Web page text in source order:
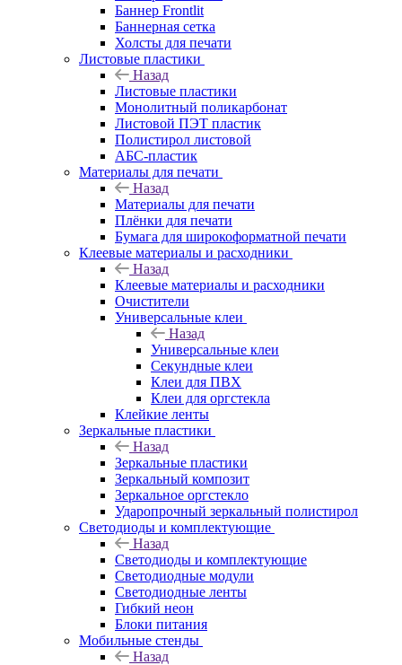
Баннер Frontlit
Баннерная сетка
Холсты для печати
Листовые пластики
Назад
Листовые пластики
Монолитный поликарбонат
Листовой ПЭТ пластик
Полистирол листовой
АБС-пластик
Материалы для печати
Назад
Материалы для печати
Плёнки для печати
Бумага для широкоформатной печати
Клеевые материалы и расходники
Назад
Клеевые материалы и расходники
Очистители
Универсальные клеи
Назад
Универсальные клеи
Секундные клеи
Клеи для ПВХ
Клеи для оргстекла
Клейкие ленты
Зеркальные пластики
Назад
Зеркальные пластики
Зеркальный композит
Зеркальное оргстекло
Ударопрочный зеркальный полистирол
Светодиоды и комплектующие
Назад
Светодиоды и комплектующие
Светодиодные модули
Светодиодные ленты
Гибкий неон
Блоки питания
Мобильные стенды
Назад